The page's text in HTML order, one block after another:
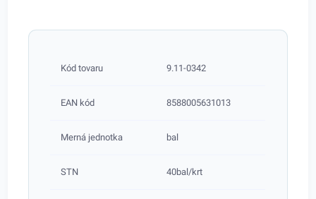
Kód tovaru 9.11-0342
EAN kód 8588005631013
Merná jednotka bal
STN 40bal/krt